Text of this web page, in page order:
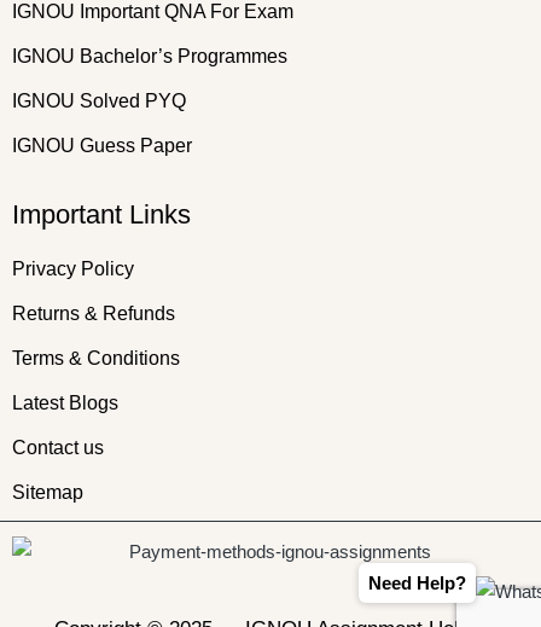
IGNOU Important QNA For Exam
IGNOU Bachelor’s Programmes
IGNOU Solved PYQ
IGNOU Guess Paper
Important Links
Privacy Policy
Returns & Refunds
Terms & Conditions
Latest Blogs
Contact us
Sitemap
Need Help?